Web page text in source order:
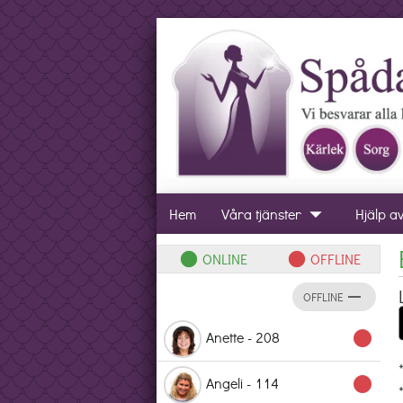
Hem Våra tjänster arrow_drop_down Hjälp
lens ONLINE lens OFFLINE
OFFLINE remove
Anette - 208 lens
Angeli - 114 lens